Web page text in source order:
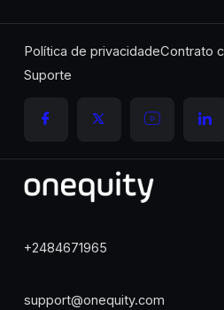
Política de privacidadeContrato
Suporte
+2484671965
support@onequity.com